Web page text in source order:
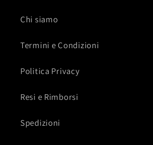
Chi siamo
Termini e Condizioni
Politica Privacy
Resi e Rimborsi
Spedizioni